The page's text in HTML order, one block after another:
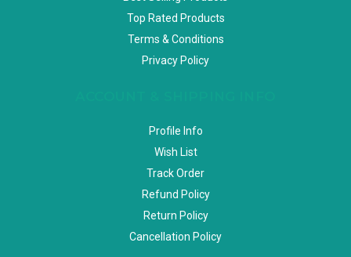
Top Rated Products
Terms & Conditions
Privacy Policy
Profile Info
Wish List
Track Order
Refund Policy
Return Policy
Cancellation Policy